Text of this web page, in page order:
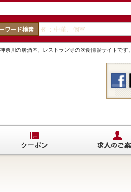
川の居酒屋、レストラン等の飲食情報サイトです。